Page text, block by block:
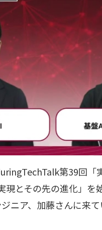
第39回「
とその先の進化」を
ニア、加藤さんに来